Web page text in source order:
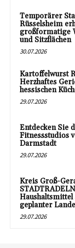
Temporärer
Rüsselsheim
großformatige
und Sitzflächen
30.07.2026
Kartoffelwurst
Herzhaftes
hessischen
29.07.2026
Entdecken Sie
Fitnessstudios
Darmstadt
29.07.2026
Kreis Groß-
geplanter
29.07.2026